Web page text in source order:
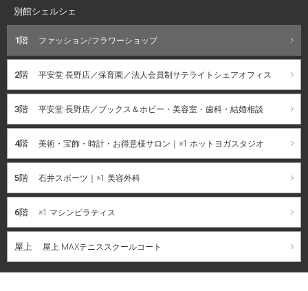
別館シェルシェ
1階 ファッション/フラワーショップ
2階 平安堂 長野店／保育園／法人会員制サテライトシェアオフィス
3階 平安堂 長野店／ブックス＆ホビー・美容室・歯科・結婚相談
4階 美術・宝飾・時計・お得意様サロン｜※1 ホットヨガスタジオ
5階 石井スポーツ｜※1 美容外科
6階 ※1 マシンピラティス
屋上 屋上 MAXテニススクールコート